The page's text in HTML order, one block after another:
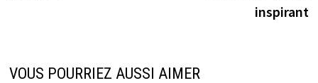
inspirant
VOUS POURRIEZ AUSSI AIMER